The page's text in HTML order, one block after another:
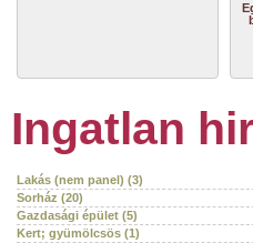
Ingatlan
Lakás (nem panel) (3)
Sorház (20)
Gazdasági épület (5)
Kert; gyümölcsös (1)